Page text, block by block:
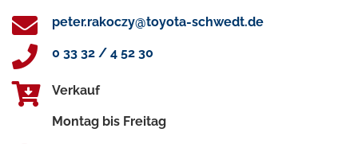
peter.rakoczy@toyota-schwedt.de
0 33 32 / 4 52 30
Verkauf
Montag bis Freitag